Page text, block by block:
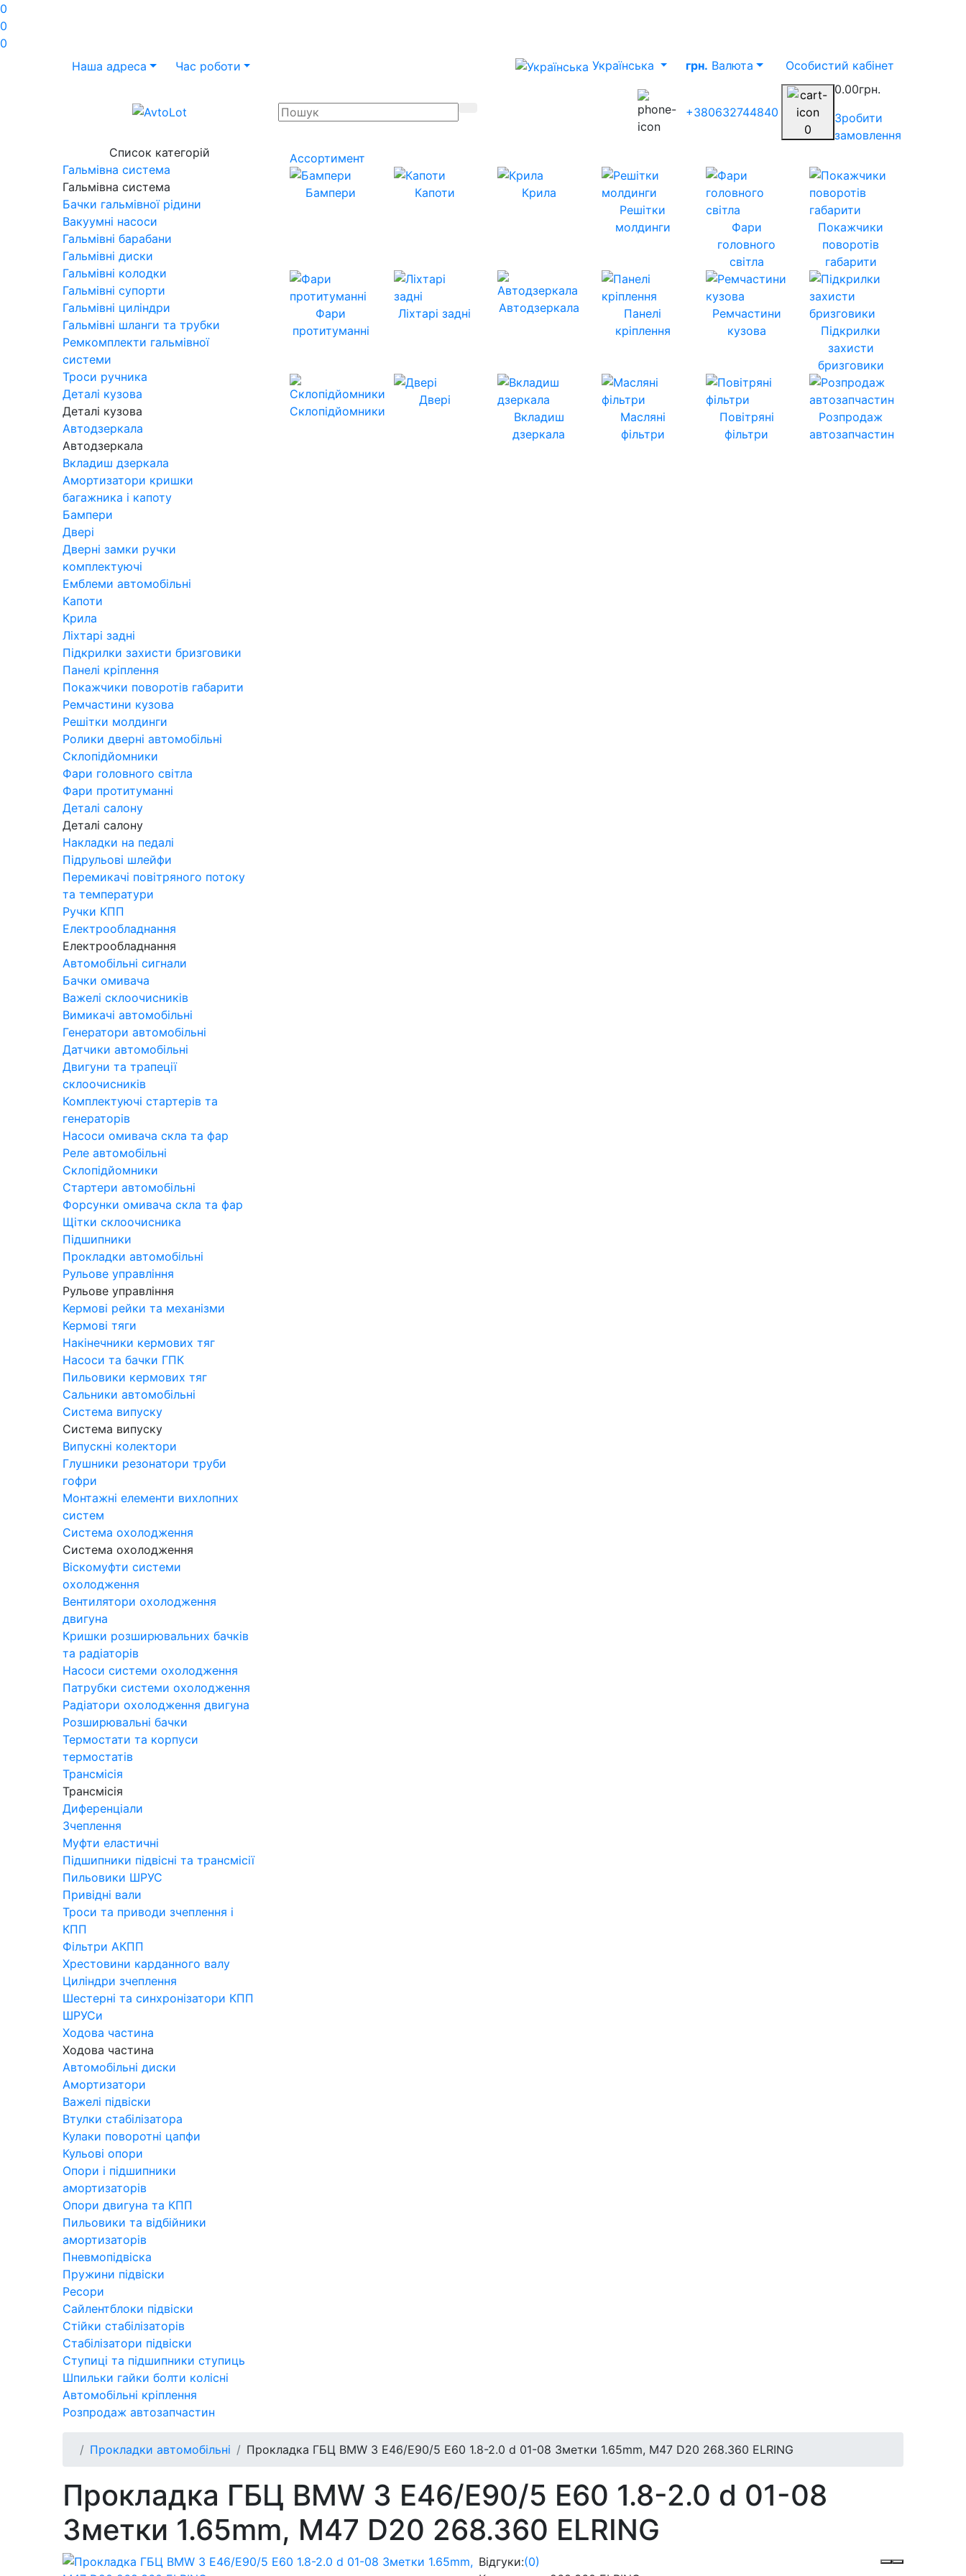
0
0
0
Наша адреса
Час роботи Українська грн. Валюта Особистий кабінет
+380632744840
0
0.00грн.
Зробити
замовлення
Список категорій
Гальмівна система
Гальмівна система
Бачки гальмівної рідини
Вакуумні насоси
Гальмівні барабани
Гальмівні диски
Гальмівні колодки
Гальмівні супорти
Гальмівні циліндри
Гальмівні шланги та трубки
Ремкомплекти гальмівної
системи
Троси ручника
Деталі кузова
Деталі кузова
Автодзеркала
Автодзеркала
Вкладиш дзеркала
Амортизатори кришки
багажника і капоту
Бампери
Двері
Дверні замки ручки
комплектуючі
Емблеми автомобільні
Капоти
Крила
Ліхтарі задні
Підкрилки захисти бризговики
Панелі кріплення
Покажчики поворотів габарити
Ремчастини кузова
Решітки молдинги
Ролики дверні автомобільні
Склопідйомники
Фари головного світла
Фари протитуманні
Деталі салону
Деталі салону
Накладки на педалі
Підрульові шлейфи
Перемикачі повітряного потоку
та температури
Ручки КПП
Електрообладнання
Електрообладнання
Автомобільні сигнали
Бачки омивача
Важелі склоочисників
Вимикачі автомобільні
Генератори автомобільні
Датчики автомобільні
Двигуни та трапеції
склоочисників
Комплектуючі стартерів та
генераторів
Насоси омивача скла та фар
Реле автомобільні
Склопідйомники
Стартери автомобільні
Форсунки омивача скла та фар
Щітки склоочисника
Підшипники
Прокладки автомобільні
Рульове управління
Рульове управління
Кермові рейки та механізми
Кермові тяги
Накінечники кермових тяг
Насоси та бачки ГПК
Пильовики кермових тяг
Сальники автомобільні
Система випуску
Система випуску
Випускні колектори
Глушники резонатори труби
гофри
Монтажні елементи вихлопних
систем
Система охолодження
Система охолодження
Віскомуфти системи
охолодження
Вентилятори охолодження
двигуна
Кришки розширювальних бачків
та радіаторів
Насоси системи охолодження
Патрубки системи охолодження
Радіатори охолодження двигуна
Розширювальні бачки
Термостати та корпуси
термостатів
Трансмісія
Трансмісія
Диференціали
Зчеплення
Муфти еластичні
Підшипники підвісні та трансмісії
Пильовики ШРУС
Привідні вали
Троси та приводи зчеплення і
КПП
Фільтри АКПП
Хрестовини карданного валу
Циліндри зчеплення
Шестерні та синхронізатори КПП
ШРУСи
Ходова частина
Ходова частина
Автомобільні диски
Амортизатори
Важелі підвіски
Втулки стабілізатора
Кулаки поворотні цапфи
Кульові опори
Опори і підшипники
амортизаторів
Опори двигуна та КПП
Пильовики та відбійники
амортизаторів
Пневмопідвіска
Пружини підвіски
Ресори
Сайлентблоки підвіски
Стійки стабілізаторів
Стабілізатори підвіски
Ступиці та підшипники ступиць
Шпильки гайки болти колісні
Автомобільні кріплення
Розпродаж автозапчастин
Ассортимент
Бампери Капоти
Крила
Решітки
молдинги
Фари
головного
світла
Покажчики
поворотів
габарити
Фари
протитуманні
Ліхтарі задні Автодзеркала
Панелі
кріплення
Ремчастини
кузова
Підкрилки
захисти
бризговики
Склопідйомники
Двері
Вкладиш
дзеркала
Масляні
фільтри
Повітряні
фільтри
Розпродаж
автозапчастин
Прокладки автомобільні Прокладка ГБЦ BMW 3 E46/E90/5 E60 1.8-2.0 d 01-08 3метки 1.65mm, M47 D20 268.360 ELRING
Прокладка ГБЦ BMW 3 E46/E90/5 E60 1.8-2.0 d 01-08
3метки 1.65mm, M47 D20 268.360 ELRING
Відгуки:(0)